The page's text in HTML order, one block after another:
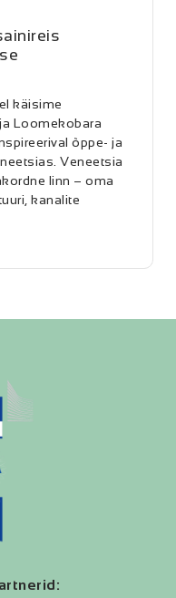
käisime
Loomekobara
õppe- ja
Veneetsia
linn – oma
kanalite